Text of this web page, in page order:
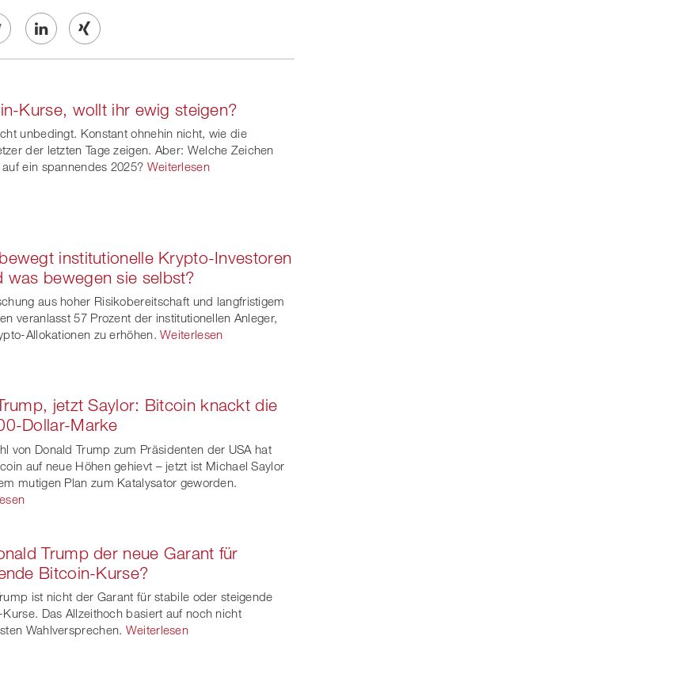
Share
linkedin
Share
Xing
Kurse, wollt ihr ewig steigen?
unbedingt. Konstant ohnehin nicht, wie die
der letzten Tage zeigen. Aber: Welche Zeichen
ein spannendes 2025? Weiterlesen
institutionelle Krypto-Investoren
was bewegen sie selbst?
aus hoher Risikobereitschaft und langfristigem
veranlasst 57 Prozent der institutionellen Anleger,
Allokationen zu erhöhen. Weiterlesen
jetzt Saylor: Bitcoin knackt die
Dollar-Marke
von Donald Trump zum Präsidenten der USA hat
auf neue Höhen gehievt – jetzt ist Michael Saylor
mutigen Plan zum Katalysator geworden.
Trump der neue Garant für
Bitcoin-Kurse?
ist nicht der Garant für stabile oder steigende
Das Allzeithoch basiert auf noch nicht
Wahlversprechen. Weiterlesen